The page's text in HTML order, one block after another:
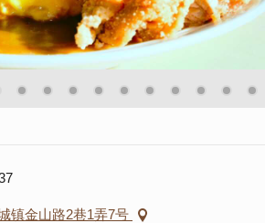
镇金山路2巷1弄7号